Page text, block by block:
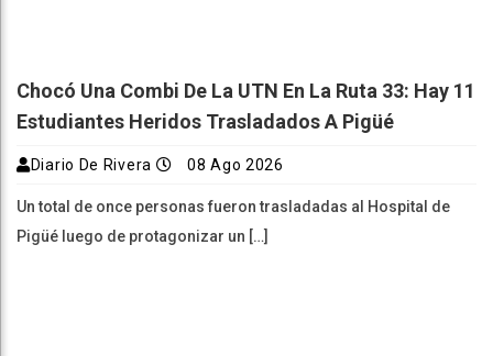
Chocó Una Combi De La UTN En La Ruta 33: Hay 11
Estudiantes Heridos Trasladados A Pigüé
Diario De Rivera 08 Ago 2026
Un total de once personas fueron trasladadas al Hospital de
Pigüé luego de protagonizar un […]